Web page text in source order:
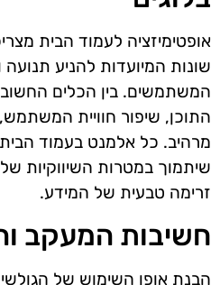
אופטימיזציה לעמוד הבית
שונות המיועדות להניע
המשתמשים. בין הכלים
התוכן, שיפור חוויית המשתמש,
מרהיב. כל אלמנט בעמוד
שיתמוך במטרות השיווקיות
זרימה טבעית של המידע.
חשיבות המעקב
הבנת אופן השימוש של